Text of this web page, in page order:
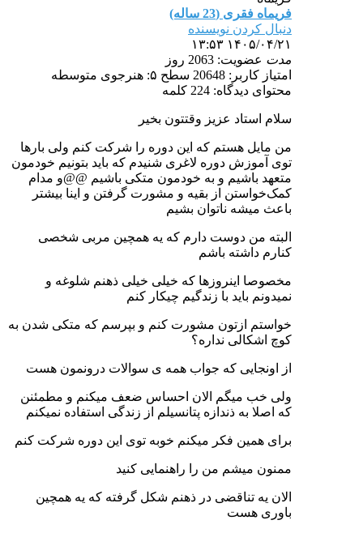
فریماه فقری (23 ساله)
دنبال کردن نویسنده
۱۴۰۵/۰۴/۲۱ ۱۳:۵۳
مدت عضویت: 2063 روز
امتیاز کاربر: 20648
سطح ۵: هنرجوی متوسطه
محتوای دیدگاه: 224 کلمه
سلام استاد عزیز وقتتون بخیر
من مایل هستم که این دوره را شرکت کنم ولی بارها
توی آموزش دوره لاغری شنیدم که باید بتونیم خودمون
متعهد باشیم و به خودمون متکی باشیم @@و مدام
کمک‌خواستن از بقیه و مشورت گرفتن و اینا بیشتر
باعث میشه ناتوان بشیم
البته من دوست دارم که یه همچین مربی شخصی
کنارم داشته باشم
مخصوصا اینروزها که خیلی خیلی ذهنم شلوغه و
نمیدونم باید با زندگیم چیکار کنم
خواستم ازتون مشورت کنم و بپرسم که متکی شدن به
کوچ اشکالی نداره؟
از اونجایی که جواب همه ی سوالات درونمون هست
ولی خب میگم الان احساس ضعف میکنم و مطمئنن
که اصلا به ذندازه پتانسیلم از زندگی استفاده نمیکنم
برای همین فکر میکنم خوبه توی این دوره شرکت کنم
ممنون میشم من را راهنمایی کنید
الان یه تناقضی در ذهنم شکل گرفته که یه همچین
باوری هست